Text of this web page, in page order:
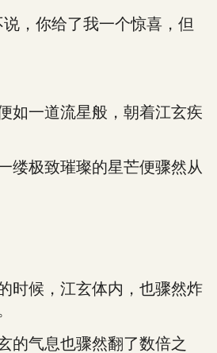
，你给了我一个惊喜，但
一道流星般，朝着江玄疾
极致璀璨的星芒便骤然从
候，江玄体内，也骤然炸
气息也骤然翻了数倍之